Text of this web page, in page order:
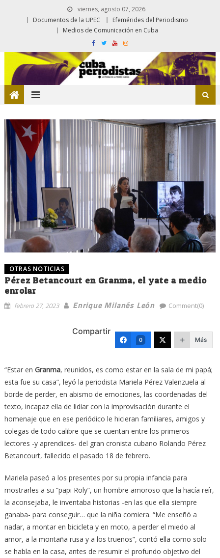
viernes, agosto 07, 2026
Documentos de la UPEC
Efemérides del Periodismo
Medios de Comunicación en Cuba
OTRAS NOTICIAS
Pérez Betancourt en Granma, el yate a medio
enrolar
febrero 27, 2023 Enrique Milanés León Comment(0)
Compartir
0 Más
“Estar en Granma, reunidos, es como estar en la sala de mi papá;
esta fue su casa”, leyó la periodista Mariela Pérez Valenzuela al
borde de perder, en abismo de emociones, las coordenadas del
texto, incapaz ella de lidiar con la improvisación durante el
homenaje que en ese periódico le hicieran familiares, amigos y
colegas de todo calibre que se cuentan entre los primeros
lectores -y aprendices- del gran cronista cubano Rolando Pérez
Betancourt, fallecido el pasado 18 de febrero.
Mariela paseó a los presentes por su propia infancia para
mostrarles a su “papi Roly”, un hombre amoroso que la hacía reír,
la aconsejaba, le inventaba historias -en las que ella siempre
ganaba- para conseguir… que la niña comiera. “Me enseñó a
nadar, a montar en bicicleta y en moto, a perder el miedo al
amor, a la montaña rusa y a los truenos”, contó ella como solo
se habla en la casa, antes de resumir el profundo objetivo del